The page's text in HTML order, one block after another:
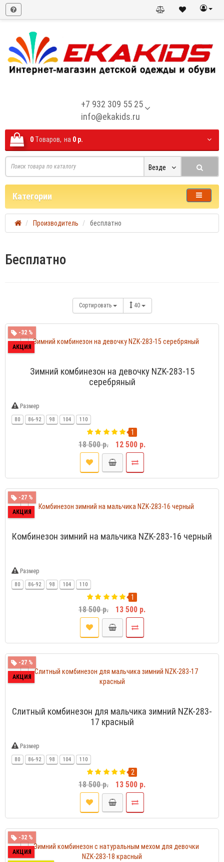
+7 932 309 55 25
info@ekakids.ru
0 Tоваров, на 0 р.
Везде
Категории
Производитель бесплатно
Бесплатно
Сортировать 40
-32 %
АКЦИЯ
Зимний комбинезон на девочку NZK-283-15
серебряный
Размер
80 86-92 98 104 110
1
18 500 р. 12 500 р.
-27 %
АКЦИЯ
Комбинезон зимний на мальчика NZK-283-16 черный
Размер
80 86-92 98 104 110
1
18 500 р. 13 500 р.
-27 %
АКЦИЯ
Слитный комбинезон для мальчика зимний NZK-283-
17 красный
Размер
80 86-92 98 104 110
2
18 500 р. 13 500 р.
-32 %
АКЦИЯ